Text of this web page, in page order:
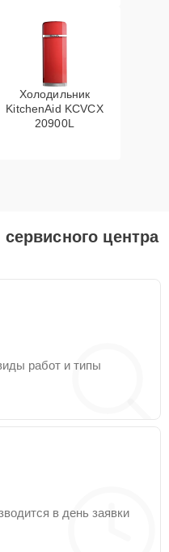
Холодильник
KitchenAid KCVCX
20900L
центра
работ и типы
в день заявки